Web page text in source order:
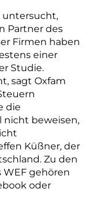
untersucht,
Partner des
Firmen haben
einer
Studie.
sagt Oxfam
die
nicht beweisen,
Küßner, der
Zu den
gehören
oder